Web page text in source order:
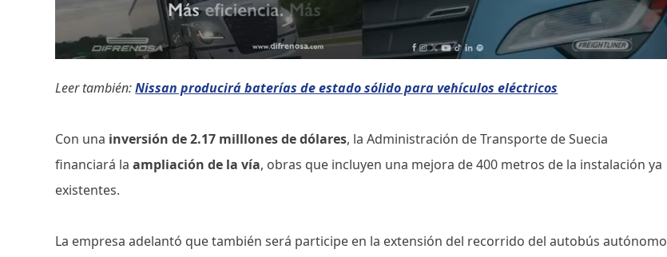
Leer también:Nissan producirá baterías de estado sólido para vehículos eléctricos
Con una inversión de 2.17 milllones de dólares, la Administración de Transporte de Suecia
financiará laampliación de la vía, obras que incluyen una mejora de 400 metros de la instalación ya
existentes.
La empresa adelantó que también será participe en la extensión del recorrido del autobús autónomo